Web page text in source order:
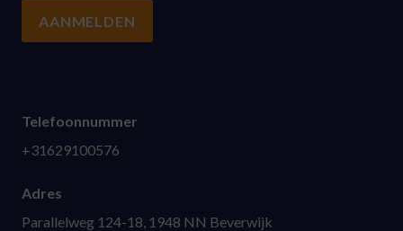
AANMELDEN
Telefoonnummer
+31629100576
Adres
Parallelweg 124-18, 1948 NN Beverwijk